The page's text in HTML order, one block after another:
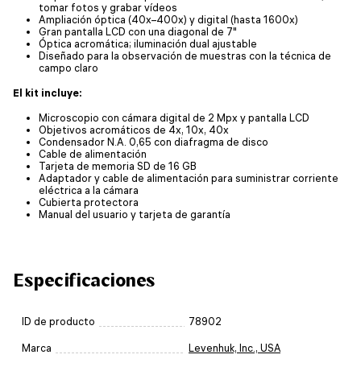
tomar fotos y grabar vídeos
Ampliación óptica (40x–400x) y digital (hasta 1600x)
Gran pantalla LCD con una diagonal de 7"
Óptica acromática; iluminación dual ajustable
Diseñado para la observación de muestras con la técnica de
campo claro
El kit incluye:
Microscopio con cámara digital de 2 Mpx y pantalla LCD
Objetivos acromáticos de 4x, 10x, 40x
Condensador N.A. 0,65 con diafragma de disco
Cable de alimentación
Tarjeta de memoria SD de 16 GB
Adaptador y cable de alimentación para suministrar corriente
eléctrica a la cámara
Cubierta protectora
Manual del usuario y tarjeta de garantía
Especificaciones
ID de producto 78902
Marca Levenhuk, Inc., USA